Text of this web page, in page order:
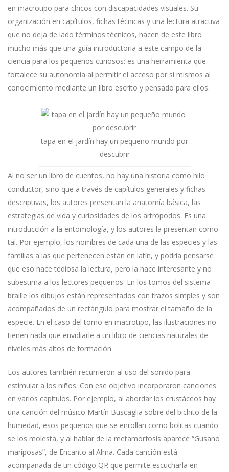
en macrotipo para chicos con discapacidades visuales. Su
organización en capítulos, fichas técnicas y una lectura atractiva
que no deja de lado términos técnicos, hacen de este libro
mucho más que una guía introductoria a este campo de la
ciencia para los pequeños curiosos: es una herramienta que
fortalece su autonomía al permitir el acceso por sí mismos al
conocimiento mediante un libro escrito y pensado para ellos.
tapa en el jardín hay un pequeño mundo por
descubrir
Al no ser un libro de cuentos, no hay una historia como hilo
conductor, sino que a través de capítulos generales y fichas
descriptivas, los autores presentan la anatomía básica, las
estrategias de vida y curiosidades de los artrópodos. Es una
introducción a la entomología, y los autores la presentan como
tal. Por ejemplo, los nombres de cada una de las especies y las
familias a las que pertenecen están en latín, y podría pensarse
que eso hace tediosa la lectura, pero la hace interesante y no
subestima a los lectores pequeños. En los tomos del sistema
braille los dibujos están representados con trazos simples y son
acompañados de un rectángulo para mostrar el tamaño de la
especie. En el caso del tomo en macrotipo, las ilustraciones no
tienen nada que envidiarle a un libro de ciencias naturales de
niveles más altos de formación.
Los autores también recurrieron al uso del sonido para
estimular a los niños. Con ese objetivo incorporaron canciones
en varios capítulos. Por ejemplo, al abordar los crustáceos hay
una canción del músico Martín Buscaglia sobre del bichito de la
humedad, esos pequeños que se enrollan como bolitas cuando
se los molesta, y al hablar de la metamorfosis aparece “Gusano
mariposas”, de Encanto al Alma. Cada canción está
acompañada de un código QR que permite escucharla en